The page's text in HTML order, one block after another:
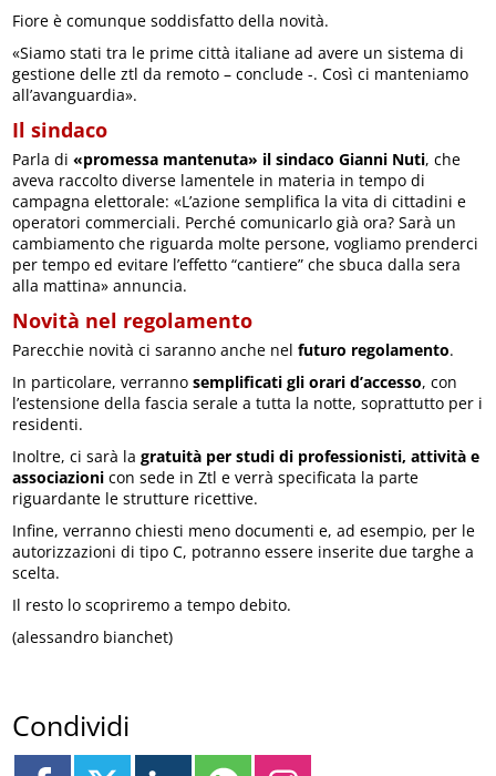
Fiore è comunque soddisfatto della novità.
«Siamo stati tra le prime città italiane ad avere un sistema di
gestione delle ztl da remoto – conclude -. Così ci manteniamo
all’avanguardia».
Il sindaco
Parla di «promessa mantenuta» il sindaco Gianni Nuti, che
aveva raccolto diverse lamentele in materia in tempo di
campagna elettorale: «L’azione semplifica la vita di cittadini e
operatori commerciali. Perché comunicarlo già ora? Sarà un
cambiamento che riguarda molte persone, vogliamo prenderci
per tempo ed evitare l’effetto “cantiere” che sbuca dalla sera
alla mattina» annuncia.
Novità nel regolamento
Parecchie novità ci saranno anche nelfuturo regolamento.
In particolare, verrannosemplificati gli orari d’accesso, con
l’estensione della fascia serale a tutta la notte, soprattutto per i
residenti.
Inoltre, ci sarà lagratuità per studi di professionisti, attività e
associazioni con sede in Ztl e verrà specificata la parte
riguardante le strutture ricettive.
Infine, verranno chiesti meno documenti e, ad esempio, per le
autorizzazioni di tipo C, potranno essere inserite due targhe a
scelta.
Il resto lo scopriremo a tempo debito.
(alessandro bianchet)
Condividi